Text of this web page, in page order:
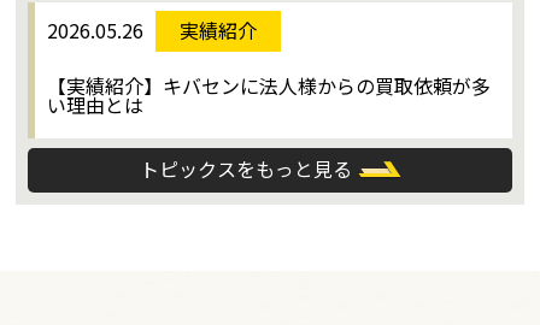
2026.05.26
実績紹介
【実績紹介】キバセンに法人様からの買取依頼が多
い理由とは
トピックスをもっと見る